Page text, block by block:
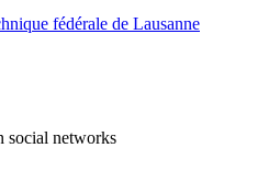
social networks